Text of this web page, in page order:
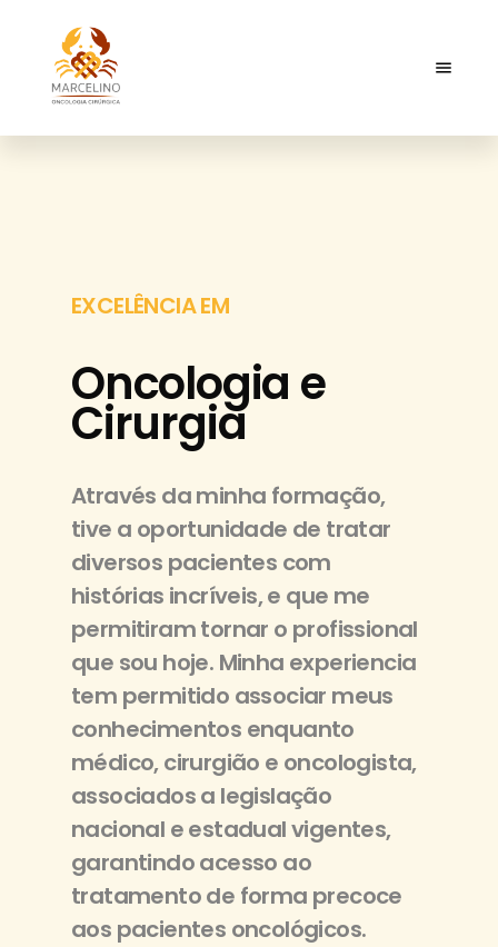
EXCELÊNCIA EM
Oncologia e
Cirurgia
Através da minha formação,
tive a oportunidade de tratar
diversos pacientes com
histórias incríveis, e que me
permitiram tornar o profissional
que sou hoje. Minha experiencia
tem permitido associar meus
conhecimentos enquanto
médico, cirurgião e oncologista,
associados a legislação
nacional e estadual vigentes,
garantindo acesso ao
tratamento de forma precoce
aos pacientes oncológicos.